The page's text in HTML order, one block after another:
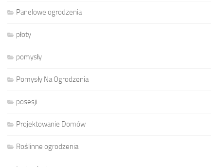
Panelowe ogrodzenia
płoty
pomysły
Pomysły Na Ogrodzenia
posesji
Projektowanie Domów
Roślinne ogrodzenia